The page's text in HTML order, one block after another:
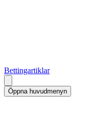
Bettingartiklar
Öppna huvudmenyn